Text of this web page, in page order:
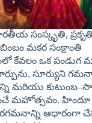
సంస్కృతి,
మకర సంక్రాంతి
కేవలం ఒక పండుగ
సూర్యుని
మరియు
మహోత్సవం. హిందూ
ఆధారంగా